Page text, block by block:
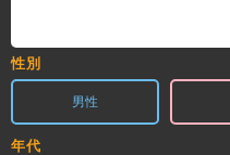
性別
男性
年代